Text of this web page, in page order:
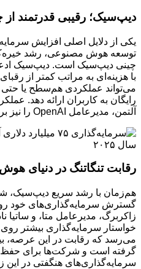
دیپ‌سیک؛ رقیبی قدرتمند از
یکی از دلایل اصلی افزایش
توسعه هوش مصنوعی، رشد
چینی دیپ‌سیک است. دیپ‌سیک
با هزینه‌ای به مراتب کمتر از
می‌تواند عملکردی هم‌سطح یا حتی
رایگان به کاربران ارائه دهد.
آلتمن، مدیرعامل OpenAI را نیز برانگیخته است.
رقابت تنگاتنگ در دنیای
هم‌زمان با رشد سریع دیپ‌سیک،
گسترش سرمایه‌گذاری‌های خود
زاکربرگ، مدیرعامل متا، و ساتیا
خواستار سرمایه‌گذاری بیشتر
می‌رسد که رقابت در این عرصه،
گرفته است و شرکت‌ها برای حفظ
سرمایه‌گذاری‌های هنگفتی در این